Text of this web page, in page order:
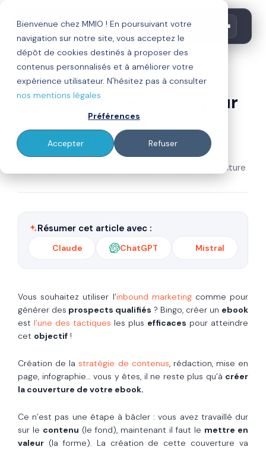
Bienvenue chez MMIO ! En poursuivant votre
navigation sur notre site, vous acceptez le
dépôt de cookies destinés à proposer des
contenus personnalisés et à améliorer votre
expérience utilisateur. N'hésitez pas à consulter
nos mentions légales
Préférences
Accepter Refuser
inbound marketing
5 outils indispensables pour
créer une couverture
d’ebook 3D
5 min de lecture
Résumer cet article avec :
Claude ChatGPT Mistral
Vous souhaitez utiliser l’inbound marketingcomme pour
générer des prospects qualifiés ? Bingo, créer un ebook
est l’une des tactiques les plus efficaces pour atteindre
cet objectif !
Création de lastratégie de contenus, rédaction, mise en
page, infographie… vous y êtes, il ne reste plus qu’à créer
la couverture de votre ebook.
Ce n’est pas une étape à bâcler : vous avez travaillé dur
sur le contenu (le fond), maintenant il faut le mettre en
valeur (la forme). La création de cette couverture va